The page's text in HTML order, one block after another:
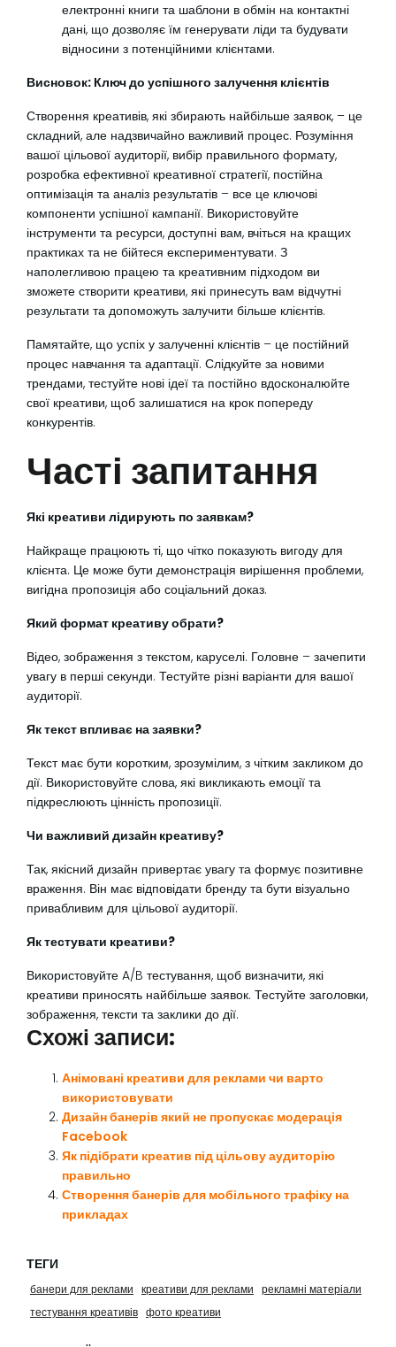
електронні книги та шаблони в обмін на контактні
дані, що дозволяє їм генерувати ліди та будувати
відносини з потенційними клієнтами.
Висновок: Ключ до успішного залучення клієнтів
Створення креативів, які збирають найбільше заявок, – це
складний, але надзвичайно важливий процес. Розуміння
вашої цільової аудиторії, вибір правильного формату,
розробка ефективної креативної стратегії, постійна
оптимізація та аналіз результатів – все це ключові
компоненти успішної кампанії. Використовуйте
інструменти та ресурси, доступні вам, вчіться на кращих
практиках та не бійтеся експериментувати. З
наполегливою працею та креативним підходом ви
зможете створити креативи, які принесуть вам відчутні
результати та допоможуть залучити більше клієнтів.
Памятайте, що успіх у залученні клієнтів – це постійний
процес навчання та адаптації. Слідкуйте за новими
трендами, тестуйте нові ідеї та постійно вдосконалюйте
свої креативи, щоб залишатися на крок попереду
конкурентів.
Часті запитання
Які креативи лідирують по заявкам?
Найкраще працюють ті, що чітко показують вигоду для
клієнта. Це може бути демонстрація вирішення проблеми,
вигідна пропозиція або соціальний доказ.
Який формат креативу обрати?
Відео, зображення з текстом, каруселі. Головне – зачепити
увагу в перші секунди. Тестуйте різні варіанти для вашої
аудиторії.
Як текст впливає на заявки?
Текст має бути коротким, зрозумілим, з чітким закликом до
дії. Використовуйте слова, які викликають емоції та
підкреслюють цінність пропозиції.
Чи важливий дизайн креативу?
Так, якісний дизайн привертає увагу та формує позитивне
враження. Він має відповідати бренду та бути візуально
привабливим для цільової аудиторії.
Як тестувати креативи?
Використовуйте A/B тестування, щоб визначити, які
креативи приносять найбільше заявок. Тестуйте заголовки,
зображення, тексти та заклики до дії.
Схожі записи:
Анімовані креативи для реклами чи варто
використовувати
Дизайн банерів який не пропускає модерація
Facebook
Як підібрати креатив під цільову аудиторію
правильно
Створення банерів для мобільного трафіку на
прикладах
ТЕГИ
банери для реклами креативи для реклами рекламні матеріали
тестування креативів фото креативи